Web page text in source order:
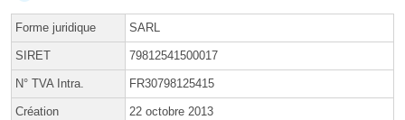
Forme juridique SARL
SIRET 79812541500017
N° TVA Intra. FR30798125415
Création 22 octobre 2013